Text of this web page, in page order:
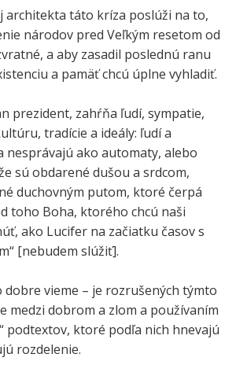
architekta táto kríza poslúži na to,
národov pred Veľkým resetom od
a aby zasadil poslednú ranu
a pamäť chcú úplne vyhladiť.
prezident, zahŕňa ľudí, sympatie,
tradície a ideály: ľudí a
nesprávajú ako automaty, alebo
sú obdarené dušou a srdcom,
duchovným putom, ktoré čerpá
toho Boha, ktorého chcú naši
ako Lucifer na začiatku časov s
[nebudem slúžiť].
vieme – je rozrušených týmto
medzi dobrom a zlom a používaním
podtextov, ktoré podľa nich hnevajú
rozdelenie.